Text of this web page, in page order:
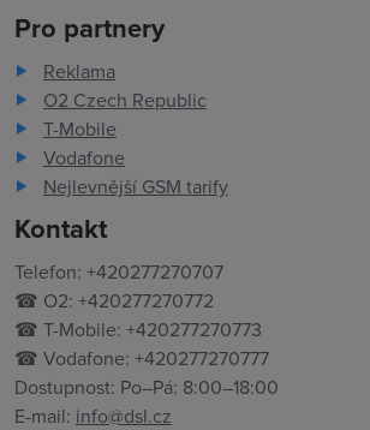
Pro partnery
Reklama
O2 Czech Republic
T-Mobile
Vodafone
Nejlevnější GSM tarify
Kontakt
Telefon: +420277270707
☎ O2: +420277270772
☎ T-Mobile: +420277270773
☎ Vodafone: +420277270777
Dostupnost: Po–Pá: 8:00–18:00
E-mail: info@dsl.cz